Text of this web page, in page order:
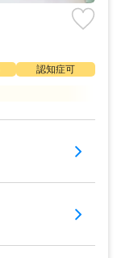
認知症可